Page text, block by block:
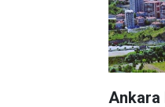
Ankara